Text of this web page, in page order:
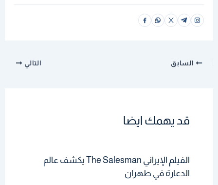
السابق التالي
قد يهمك ايضا
الفيلم الإيراني The Salesman يكشف عالم
الدعارة في طهران